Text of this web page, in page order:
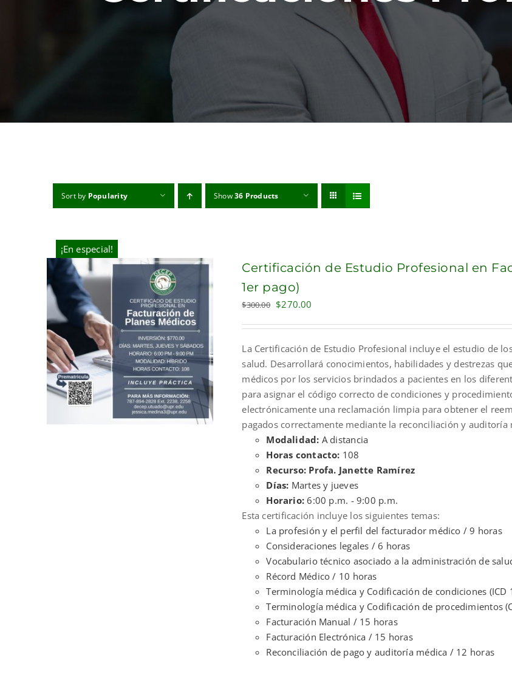
Sort by Popularity Show36 Products
¡En especial!
Certificación de Estudio Profesional en
1er pago)
$300.00 Original
$300.00.
$270.00
$270.00.
La Certificación de Estudio Profesional incluye el estudio de
salud. Desarrollará conocimientos, habilidades y destrezas
médicos por los servicios brindados a pacientes en los
para asignar el código correcto de condiciones y
electrónicamente una reclamación limpia para obtener el
pagados correctamente mediante la reconciliación y auditoría
Modalidad: A distancia
Horas contacto: 108
Recurso: Profa. Janette Ramírez
Días: Martes y jueves
Horario:6:00 p.m. - 9:00 p.m.
Esta certificación incluye los siguientes temas:
La profesión y el perfil del facturador médico / 9 horas
Consideraciones legales / 6 horas
Vocabulario técnico asociado a la administración de
Récord Médico / 10 horas
Terminología médica y Codificación de condiciones (ICD
Terminología médica y Codificación de procedimientos
Facturación Manual / 15 horas
Facturación Electrónica / 15 horas
Reconciliación de pago y auditoría médica / 12 horas